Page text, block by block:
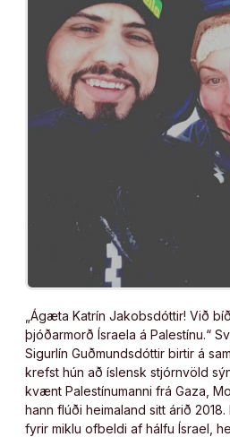
„Ágæta Katrín Jakobsdóttir! Við
þjóðarmorð Ísraela á Palestínu.“
Sigurlín Guðmundsdóttir birtir á
krefst hún að íslensk stjórnvöld
kvænt Palestínumanni frá Gaza,
hann flúði heimaland sitt árið
fyrir miklu ofbeldi af hálfu Ísrael,